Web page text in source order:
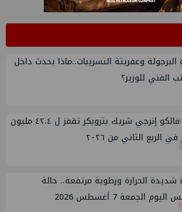
وعفريتة التسريبات..ماذا يحدث داخل
الفني للوزير؟
أرباح فالكو إنرجي شريك بتروبكر تقفز ل ٤٢.٤ مليون
الربع الثاني من ٢٠٢٦
شديدة الحرارة ورطوبة مرتفعة.. حالة
الجمعة 7 أغسطس 2026